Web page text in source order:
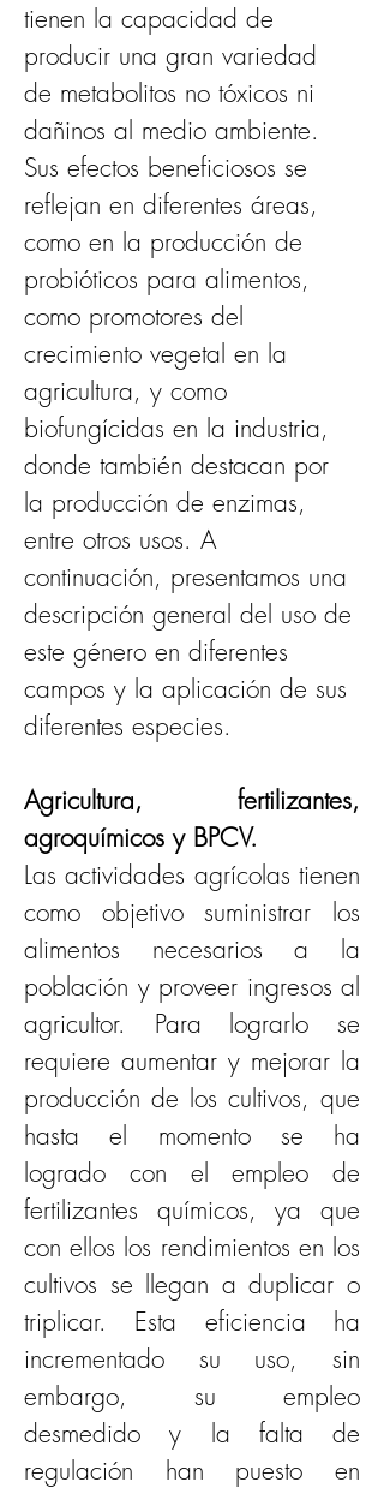
tienen la capacidad de
producir una gran variedad
de metabolitos no tóxicos ni
dañinos al medio ambiente.
Sus efectos beneficiosos se
reflejan en diferentes áreas,
como en la producción de
probióticos para alimentos,
como promotores del
crecimiento vegetal en la
agricultura, y como
biofungícidas en la industria,
donde también destacan por
la producción de enzimas,
entre otros usos. A
continuación, presentamos una
descripción general del uso de
este género en diferentes
campos y la aplicación de sus
diferentes especies.
Agricultura, fertilizantes,
agroquímicos y BPCV.
Las actividades agrícolas tienen
como objetivo suministrar los
alimentos necesarios a la
población y proveer ingresos al
agricultor. Para lograrlo se
requiere aumentar y mejorar la
producción de los cultivos, que
hasta el momento se ha
logrado con el empleo de
fertilizantes químicos, ya que
con ellos los rendimientos en los
cultivos se llegan a duplicar o
triplicar. Esta eficiencia ha
incrementado su uso, sin
embargo, su empleo
desmedido y la falta de
regulación han puesto en